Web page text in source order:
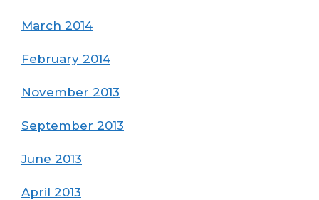
March 2014
February 2014
November 2013
September 2013
June 2013
April 2013